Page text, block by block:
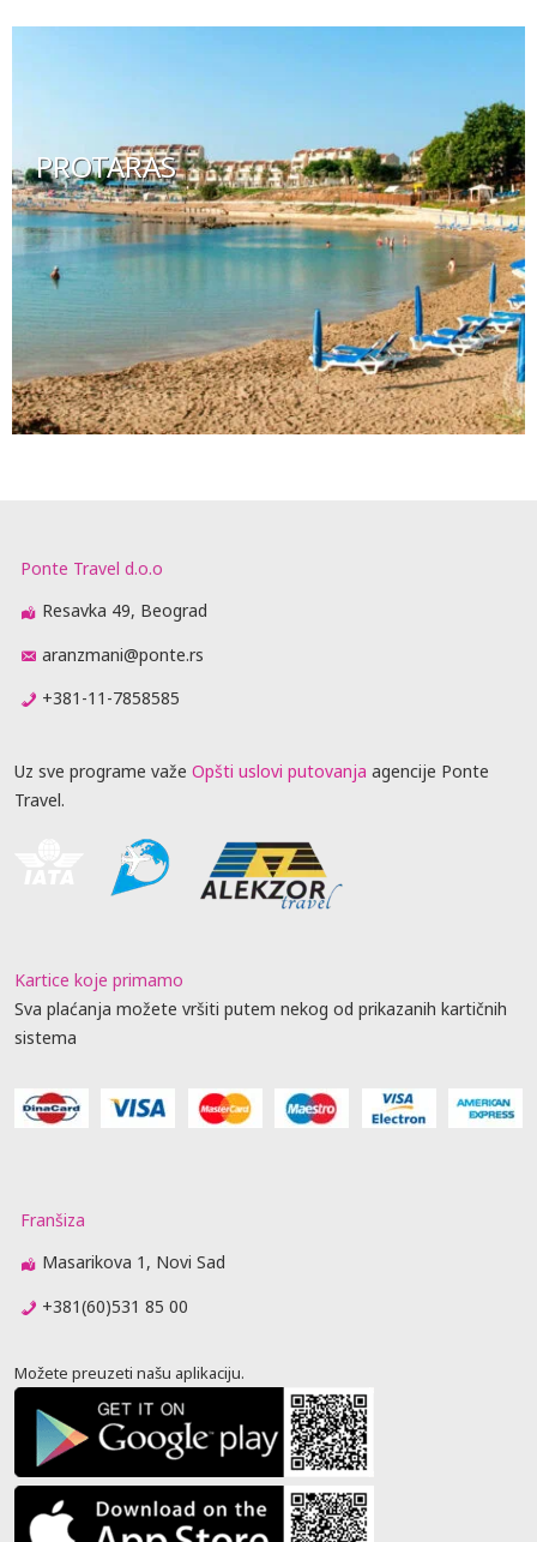
PROTARAS
Ponte Travel d.o.o
Resavka 49, Beograd
aranzmani@ponte.rs
+381-11-7858585
Uz sve programe važe Opšti uslovi putovanja agencije Ponte
Travel.
Kartice koje primamo
Sva plaćanja možete vršiti putem nekog od prikazanih kartičnih
sistema
Franšiza
Masarikova 1, Novi Sad
+381(60)531 85 00
Možete preuzeti našu aplikaciju.